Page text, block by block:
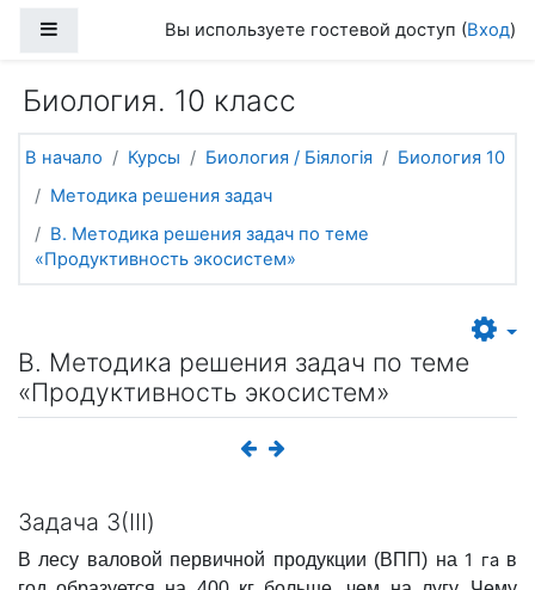
Боковая панельВы используете гостевой доступ (Вход)
Биология. 10 класс
В начало Курсы Биология / Біялогія
Биология 10
Методика решения задач
В. Методика решения задач по теме
«Продуктивность экосистем»
В. Методика решения задач по теме
«Продуктивность экосистем»
Задача 3(III)
В лесу валовой первичной продукции (ВПП) на 1 гав